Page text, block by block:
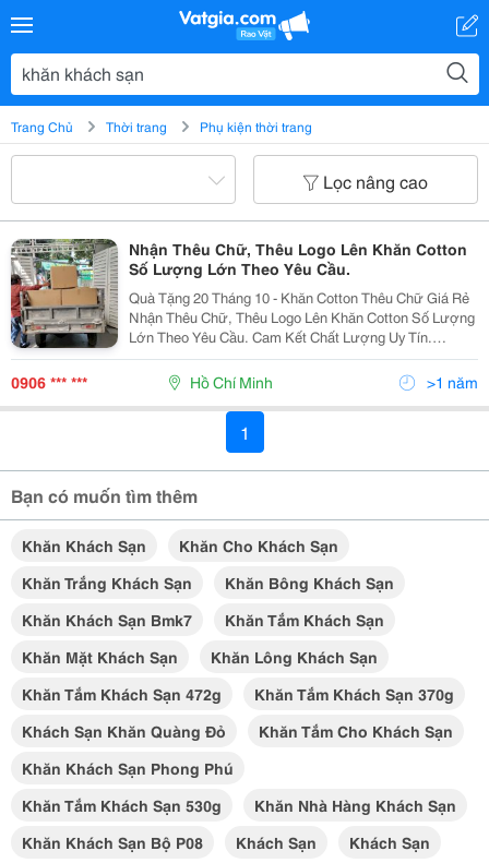
Trang Chủ Thời trang Phụ kiện thời trang
Lọc nâng cao
Nhận Thêu Chữ, Thêu Logo Lên Khăn Cotton
Số Lượng Lớn Theo Yêu Cầu.
Quà Tặng 20 Tháng 10 - Khăn Cotton Thêu Chữ Giá Rẻ
Nhận Thêu Chữ, Thêu Logo Lên Khăn Cotton Số Lượng
Lớn Theo Yêu Cầu. Cam Kết Chất Lượng Uy Tín.
Chuyên Cung Cấp Khăn Spa, Khăn Khách Sạn Số
Lượng Lớn. Thêu Logo Theo Yêu Cầu. Giao Hàng
Nhanh...
0906 *** *** Hồ Chí Minh >1 năm
1
Bạn có muốn tìm thêm
Khăn Khách Sạn
Khăn Cho Khách Sạn
Khăn Trắng Khách Sạn
Khăn Bông Khách Sạn
Khăn Khách Sạn Bmk7
Khăn Tắm Khách Sạn
Khăn Mặt Khách Sạn
Khăn Lông Khách Sạn
Khăn Tắm Khách Sạn 472g
Khăn Tắm Khách Sạn 370g
Khách Sạn Khăn Quàng Đỏ
Khăn Tắm Cho Khách Sạn
Khăn Khách Sạn Phong Phú
Khăn Tắm Khách Sạn 530g
Khăn Nhà Hàng Khách Sạn
Khăn Khách Sạn Bộ P08
Khách Sạn
Khách Sạn